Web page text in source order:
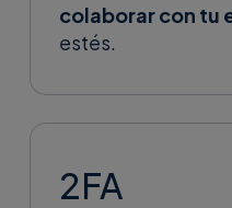
colaborar con tu
estés.
2FA